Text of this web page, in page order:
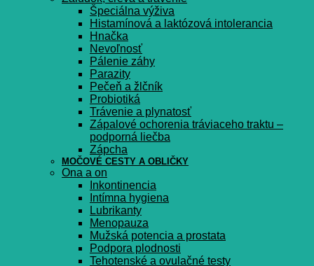
Špeciálna výživa
Histamínová a laktózová intolerancia
Hnačka
Nevoľnosť
Pálenie záhy
Parazity
Pečeň a žlčník
Probiotiká
Trávenie a plynatosť
Zápalové ochorenia tráviaceho traktu –
podporná liečba
Zápcha
MOČOVÉ CESTY A OBLIČKY
Ona a on
Inkontinencia
Intímna hygiena
Lubrikanty
Menopauza
Mužská potencia a prostata
Podpora plodnosti
Tehotenské a ovulačné testy